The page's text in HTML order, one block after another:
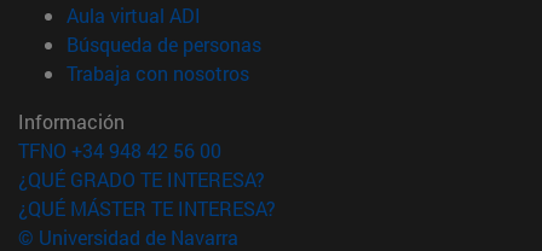
Aula virtual ADI
Búsqueda de personas(abre en nueva ventana)
Trabaja con nosotros(abre en nueva ventana)
Información
TFNO +34 948 42 56 00
¿QUÉ GRADO TE INTERESA?
¿QUÉ MÁSTER TE INTERESA?
© Universidad de Navarra